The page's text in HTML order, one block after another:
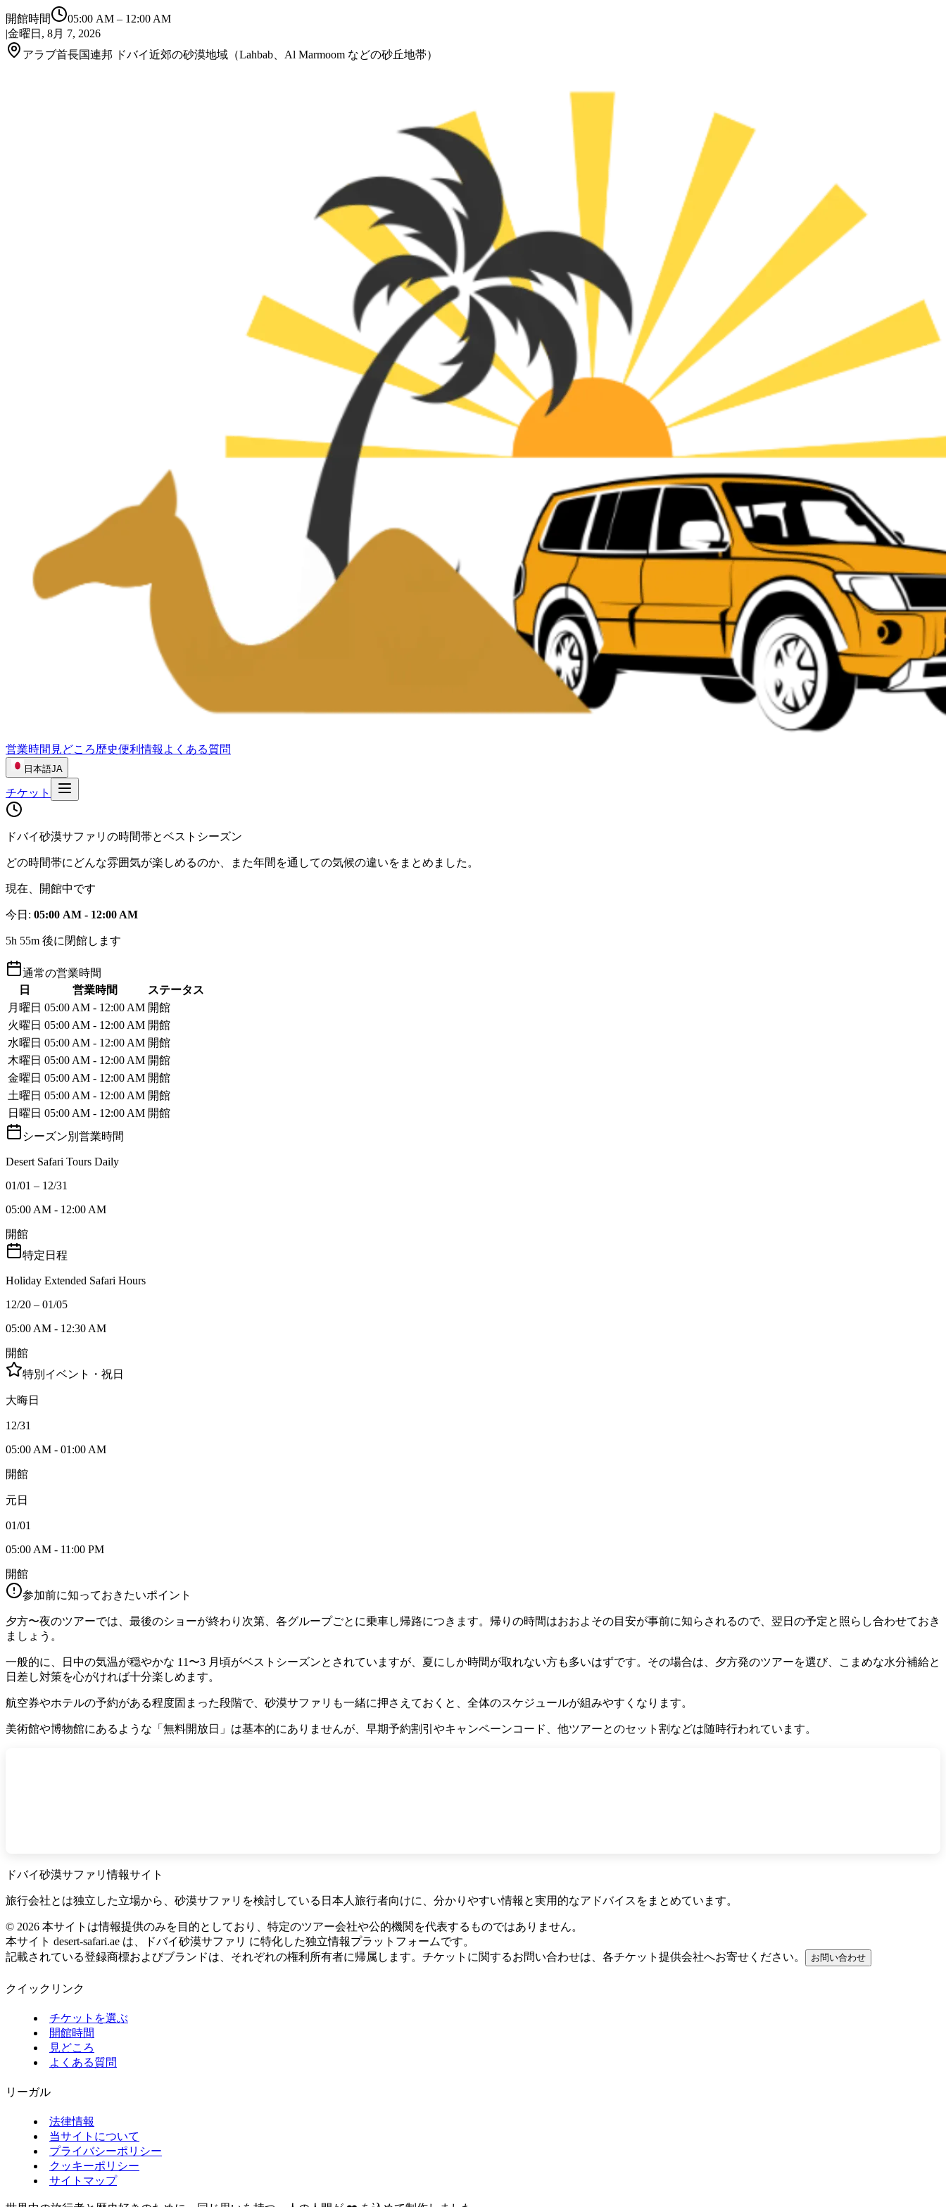
開館時間 05:00 AM – 12:00 AM
|金曜日, 8月 7, 2026
アラブ首長国連邦 ドバイ近郊の砂漠地域（Lahbab、Al Marmoom などの砂丘地帯）
営業時間 見どころ歴史便利情報 よくある質問
日本語JA
チケット
ドバイ砂漠サファリの時間帯とベストシーズン
どの時間帯にどんな雰囲気が楽しめるのか、また年間を通しての気候の違いをまとめました。
現在、開館中です
今日 : 05:00 AM - 12:00 AM
5h 55m 後に閉館します
通常の営業時間
日
営業時間
ステータス
月曜日 05:00 AM - 12:00 AM 開館
火曜日 05:00 AM - 12:00 AM 開館
水曜日 05:00 AM - 12:00 AM 開館
木曜日 05:00 AM - 12:00 AM 開館
金曜日 05:00 AM - 12:00 AM 開館
土曜日 05:00 AM - 12:00 AM 開館
日曜日 05:00 AM - 12:00 AM 開館
シーズン別営業時間
Desert Safari Tours Daily
01/01 – 12/31
05:00 AM - 12:00 AM
開館
特定日程
Holiday Extended Safari Hours
12/20 – 01/05
05:00 AM - 12:30 AM
開館
特別イベント・祝日
大晦日
12/31
05:00 AM - 01:00 AM
開館
元日
01/01
05:00 AM - 11:00 PM
開館
参加前に知っておきたいポイント
夕方〜夜のツアーでは、最後のショーが終わり次第、各グループごとに乗車し帰路につきます。帰りの時間はおおよその目安が事前に知らされるので、翌日の予定と照らし合わせておき
ましょう。
一般的に、日中の気温が穏やかな 11〜3 月頃がベストシーズンとされていますが、夏にしか時間が取れない方も多いはずです。その場合は、夕方発のツアーを選び、こまめな水分補給と
日差し対策を心がければ十分楽しめます。
航空券やホテルの予約がある程度固まった段階で、砂漠サファリも一緒に押さえておくと、全体のスケジュールが組みやすくなります。
美術館や博物館にあるような「無料開放日」は基本的にありませんが、早期予約割引やキャンペーンコード、他ツアーとのセット割などは随時行われています。
ドバイ砂漠サファリ情報サイト
旅行会社とは独立した立場から、砂漠サファリを検討している日本人旅行者向けに、分かりやすい情報と実用的なアドバイスをまとめています。
© 2026 本サイトは情報提供のみを目的としており、特定のツアー会社や公的機関を代表するものではありません。
本サイト desert-safari.ae は、ドバイ砂漠サファリ に特化した独立情報プラットフォームです。
記載されている登録商標およびブランドは、それぞれの権利所有者に帰属します。チケットに関するお問い合わせは、各チケット提供会社へお寄せください。
お問い合わせ
クイックリンク
チケットを選ぶ
開館時間
見どころ
よくある質問
リーガル
法律情報
当サイトについて
プライバシーポリシー
クッキーポリシー
サイトマップ